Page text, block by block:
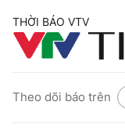
THỜI BÁO VTV
Theo dõi báo trên